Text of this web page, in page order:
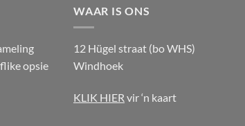
opsie
WAAR IS ONS
12 Hügel straat (bo WHS)
Windhoek
KLIK HIER vir ‘n kaart